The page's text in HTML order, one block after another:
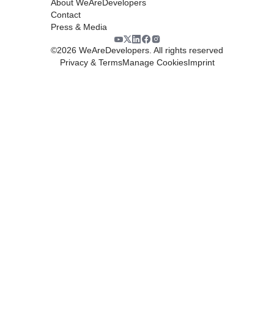
About WeAreDevelopers
Contact
Press & Media
©2026 WeAreDevelopers. All rights reserved
Privacy & TermsManage CookiesImprint